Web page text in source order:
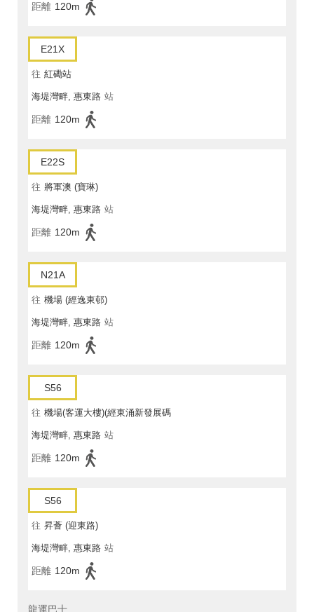
距離 120m
E21X
往 紅磡站
海堤灣畔, 惠東路 站
距離 120m
E22S
往 將軍澳 (寶琳)
海堤灣畔, 惠東路 站
距離 120m
N21A
往 機場 (經逸東邨)
海堤灣畔, 惠東路 站
距離 120m
S56
往 機場(客運大樓)(經東涌新發展碼
頭)(循環線)
海堤灣畔, 惠東路 站
距離 120m
S56
往 昇薈 (迎東路)
海堤灣畔, 惠東路 站
距離 120m
龍運巴士